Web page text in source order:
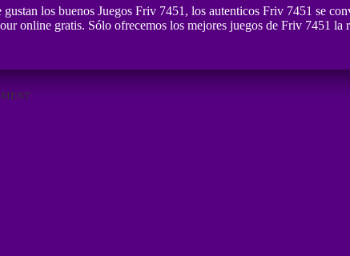
los buenos Juegos Friv 7451 , los autenticos Friv 7451 se
online gratis. Sólo ofrecemos los mejores juegos de Friv 7451 la